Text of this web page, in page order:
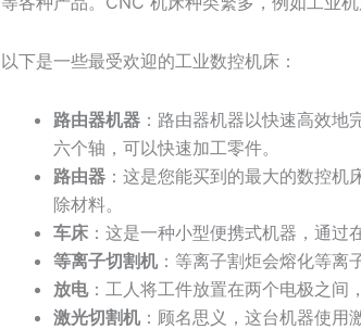
以下是一些最受欢迎的工业数控机床：
路由器机器：路由器机器以快速高效地
六个轴，可以快速加工零件。
路由器：这是您能买到的最大的数控机
除材料。
车床：这是一种小型便携式机器，通过
等离子切割机：等离子割炬会熔化等离
放电：工人将工件放置在两个电极之间
激光切割机：顾名思义，这台机器使用